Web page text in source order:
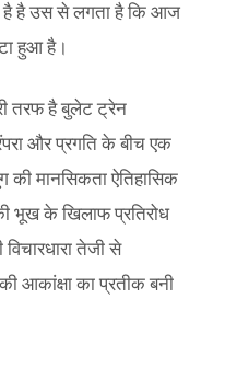
है है उस से लगता है कि आज
हुआ है।
तरफ है बुलेट ट्रेन
और प्रगति के बीच एक
की मानसिकता ऐतिहासिक
भूख के खिलाफ प्रतिरोध
तेजी से
आकांक्षा का प्रतीक बनी